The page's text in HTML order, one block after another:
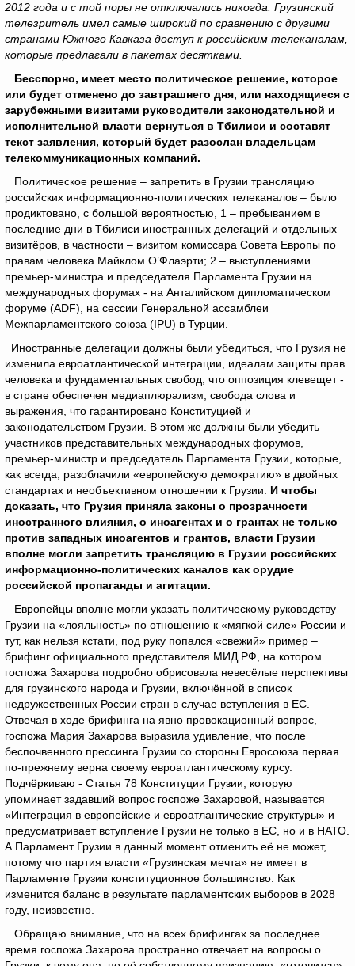
2012 года и с той поры не отключались никогда. Грузинский
телезритель имел самые широкий по сравнению с другими
странами Южного Кавказа доступ к российским телеканалам,
которые предлагали в пакетах десятками.
Бесспорно, имеет место политическое решение, которое
или будет отменено до завтрашнего дня, или находящиеся с
зарубежными визитами руководители законодательной и
исполнительной власти вернуться в Тбилиси и составят
текст заявления, который будет разослан владельцам
телекоммуникационных компаний.
Политическое решение – запретить в Грузии трансляцию
российских информационно-политических телеканалов – было
продиктовано, с большой вероятностью, 1 – пребыванием в
последние дни в Тбилиси иностранных делегаций и отдельных
визитёров, в частности – визитом комиссара Совета Европы по
правам человека Майклом О’Флаэрти; 2 – выступлениями
премьер-министра и председателя Парламента Грузии на
международных форумах - на Анталийском дипломатическом
форуме (ADF), на сессии Генеральной ассамблеи
Межпарламентского союза (IPU) в Турции.
Иностранные делегации должны были убедиться, что Грузия не
изменила евроатлантической интеграции, идеалам защиты прав
человека и фундаментальных свобод, что оппозиция клевещет -
в стране обеспечен медиаплюрализм, свобода слова и
выражения, что гарантировано Конституцией и
законодательством Грузии. В этом же должны были убедить
участников представительных международных форумов,
премьер-министр и председатель Парламента Грузии, которые,
как всегда, разоблачили «европейскую демократию» в двойных
стандартах и необъективном отношении к Грузии. И чтобы
доказать, что Грузия приняла законы о прозрачности
иностранного влияния, о иноагентах и о грантах не только
против западных иноагентов и грантов, власти Грузии
вполне могли запретить трансляцию в Грузии российских
информационно-политических каналов как орудие
российской пропаганды и агитации.
Европейцы вполне могли указать политическому руководству
Грузии на «лояльность» по отношению к «мягкой силе» России и
тут, как нельзя кстати, под руку попался «свежий» пример –
брифинг официального представителя МИД РФ, на котором
госпожа Захарова подробно обрисовала невесёлые перспективы
для грузинского народа и Грузии, включённой в список
недружественных России стран в случае вступления в ЕС.
Отвечая в ходе брифинга на явно провокационный вопрос,
госпожа Мария Захарова выразила удивление, что после
беспочвенного прессинга Грузии со стороны Евросоюза первая
по-прежнему верна своему евроатлантическому курсу.
Подчёркиваю - Статья 78 Конституции Грузии, которую
упоминает задавший вопрос госпоже Захаровой, называется
«Интеграция в европейские и евроатлантические структуры» и
предусматривает вступление Грузии не только в ЕС, но и в НАТО.
А Парламент Грузии в данный момент отменить её не может,
потому что партия власти «Грузинская мечта» не имеет в
Парламенте Грузии конституционное большинство. Как
изменится баланс в результате парламентских выборов в 2028
году, неизвестно.
Обращаю внимание, что на всех брифингах за последнее
время госпожа Захарова пространно отвечает на вопросы о